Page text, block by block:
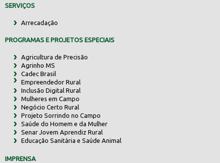
SERVIÇOS
Arrecadação
PROGRAMAS E PROJETOS ESPECIAIS
Agricultura de Precisão
Agrinho MS
Cadec Brasil
Empreendedor Rural
Inclusão Digital Rural
Mulheres em Campo
Negócio Certo Rural
Projeto Sorrindo no Campo
Saúde do Homem e da Mulher
Senar Jovem Aprendiz Rural
Educação Sanitária e Saúde Animal
IMPRENSA